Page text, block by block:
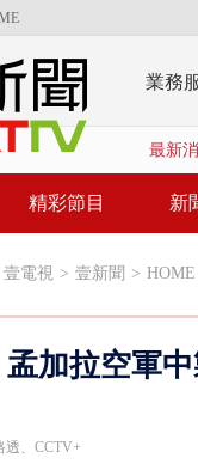
業務
最新
精彩節目 新
壹電視 > 壹新聞 > HOME
孟加拉空軍
透、CCTV+